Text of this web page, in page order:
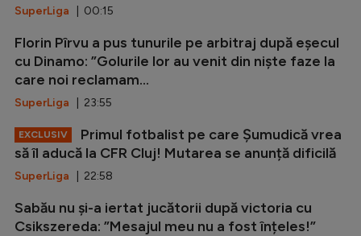
SuperLiga | 00:15
Florin Pîrvu a pus tunurile pe arbitraj după eșecul
cu Dinamo: ”Golurile lor au venit din niște faze la
care noi reclamam...
SuperLiga | 23:55
EXCLUSIV
Primul fotbalist pe care Șumudică vrea
să îl aducă la CFR Cluj! Mutarea se anunță dificilă
SuperLiga | 22:58
Sabău nu și-a iertat jucătorii după victoria cu
Csikszereda: ”Mesajul meu nu a fost înțeles!”